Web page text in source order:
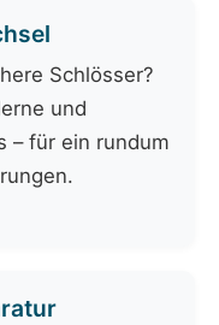
Schlösser?
und
– für ein rundum